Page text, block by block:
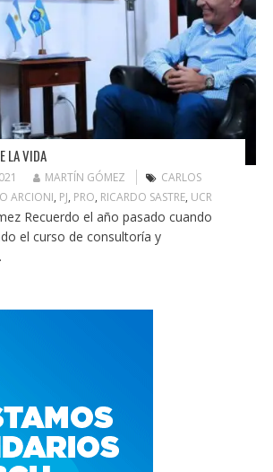
LA VIDA
MARTÍN GÓMEZ
CARLOS
ARCIONI, PJ, PRO, RICARDO SASTRE, UCR
Recuerdo el año pasado cuando
el curso de consultoría y